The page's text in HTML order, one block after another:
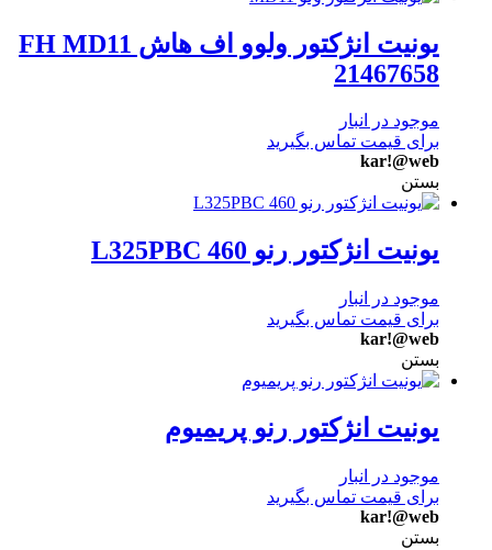
یونیت انژکتور ولوو اف هاش FH MD11
21467658
موجود در انبار
برای قیمت تماس بگیرید
kar!@web
بستن
یونیت انژکتور رنو 460 L325PBC
موجود در انبار
برای قیمت تماس بگیرید
kar!@web
بستن
یونیت انژکتور رنو پریمیوم
موجود در انبار
برای قیمت تماس بگیرید
kar!@web
بستن